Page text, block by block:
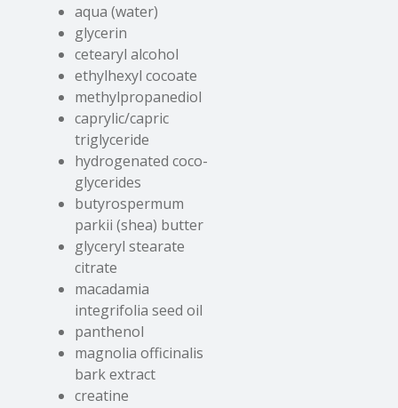
aqua (water)
glycerin
cetearyl alcohol
ethylhexyl cocoate
methylpropanediol
caprylic/capric
triglyceride
hydrogenated coco-
glycerides
butyrospermum
parkii (shea) butter
glyceryl stearate
citrate
macadamia
integrifolia seed oil
panthenol
magnolia officinalis
bark extract
creatine